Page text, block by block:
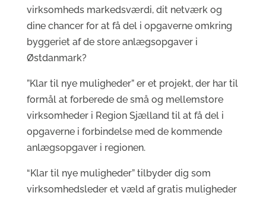
virksomheds markedsværdi, dit netværk og
dine chancer for at få del i opgaverne omkring
byggeriet af de store anlægsopgaver i
Østdanmark?
”Klar til nye muligheder” er et projekt, der har til
formål at forberede de små og mellemstore
virksomheder i Region Sjælland til at få del i
opgaverne i forbindelse med de kommende
anlægsopgaver i regionen.
“Klar til nye muligheder” tilbyder dig som
virksomhedsleder et væld af gratis muligheder